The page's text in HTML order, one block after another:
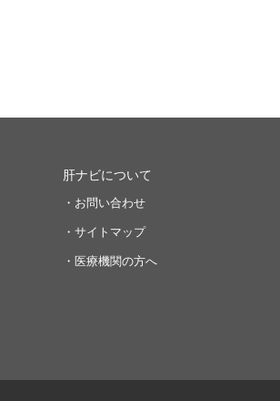
肝ナビについて
・お問い合わせ
・サイトマップ
・医療機関の方へ